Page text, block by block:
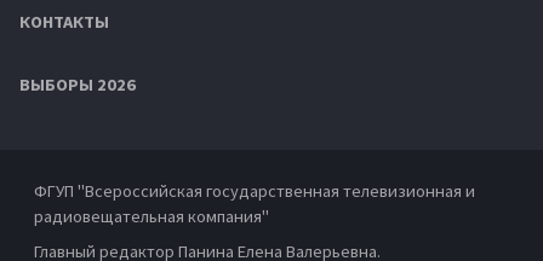
КОНТАКТЫ
ВЫБОРЫ 2026
ФГУП "Всероссийская государственная телевизионная и
радиовещательная компания"
Главный редактор Панина Елена Валерьевна.